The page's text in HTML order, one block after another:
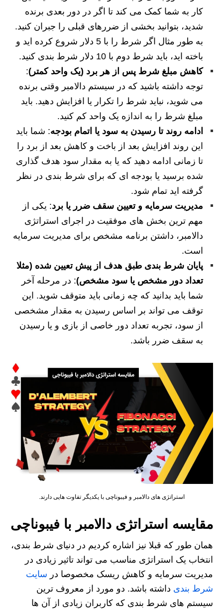
کار به شما کمک می‌ کند تا اگر در دور بعدی برنده
شدید، بتوانید بخشی از ضررهای قبلی را جبران کنید.
به طور مثال اگر شرط را با 5 دلار شروع کرده اید و
باخته اید، باید شرط دوم با 10 دلار شرط بندی کنید.
کاهش مبلغ شرط پس از هر برد (یک واحد کمتر):
توجه داشته باشید که در سیستم دالامبر وقتی برنده
می‌ شوید، نباید شرط را تکرار یا افزایش دهید. باید
مبلغ شرط را به‌ اندازه یک واحد کم کنید.
ادامه روند تا رسیدن به سود یا اتمام بودجه: شما باید
این روند افزایش بعد از باخت و کاهش بعد از برد را
تا زمانی ادامه دهید که یا به مقدار سود هدف‌ گذاری‌
شده برسید یا بودجه‌ ای که برای شرط‌ بندی در نظر
گرفته‌ اید تمام شود.
مدیریت سرمایه و تعیین سقف ضرر یا برد: یکی از
مهم ترین بخش‌ های موفقیت در اجرای استراتژی
دالامبر، داشتن برنامه‌ مشخص برای مدیریت سرمایه
است.
پایان شرط بندی طبق هدف از پیش تعیین‌ شده (مثلا
تعداد دور مشخص یا سود مشخص): در مرحله آخر
شما باید بدانید که چه زمانی باید متوقف شوید. این
توقف می‌ تواند بر اساس رسیدن به مقدار مشخصی
از سود، تجربه‌ تعداد دور خاصی از بازی و یا رسیدن
به سقف ضرر باشد.
استراتژی های دالامبر و فیبوناچی با یکدیگر تفاوت هایی دارند.
مقایسه استراتژی دالامبر با فیبوناچی
همان طور که قبلا نیز اشاره کردیم در دنیای شرط‌ بندی،
انتخاب یک استراتژی مناسب می‌ تواند تاثیر زیادی در
مدیریت سرمایه و کاهش ریسک مخصوصا در سایت
شرط بندی داشته باشد. دو مورد از معروف‌ ترین
سیستم‌ های شرط‌ بندی که کاربران زیادی از آن‌ ها